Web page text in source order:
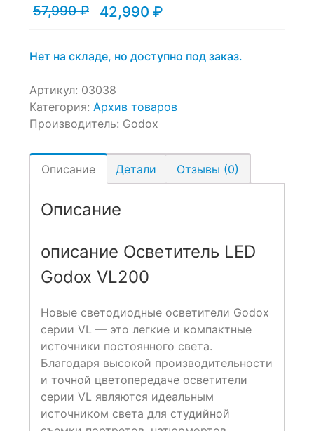
57,990₽
Первоначальная
57,990 ₽.
42,990 ₽
Текущая
Нет на складе, но доступно под заказ.
Артикул: 03038
Категория: Архив товаров
Производитель: Godox
Описание Детали Отзывы (0)
Описание
описание Осветитель LED
Godox VL200
Новые светодиодные осветители Godox
серии VL — это легкие и компактные
источники постоянного света.
Благодаря высокой производительности
и точной цветопередаче осветители
серии VL являются идеальным
источником света для студийной